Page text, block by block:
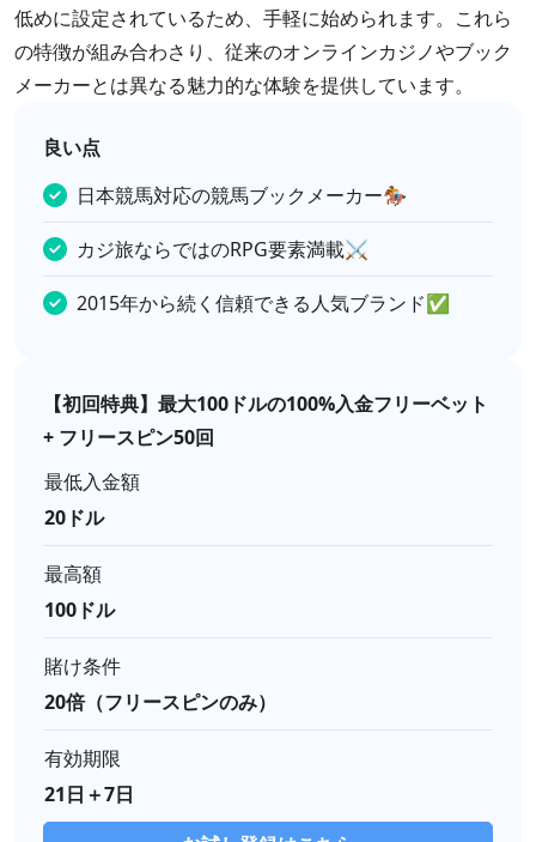
低めに設定されているため、手軽に始められます。これら
の特徴が組み合わさり、従来のオンラインカジノやブック
メーカーとは異なる魅力的な体験を提供しています。
良い点
日本競馬対応の競馬ブックメーカー🏇
カジ旅ならではのRPG要素満載⚔
2015年から続く信頼できる人気ブランド✅
【初回特典】最大100ドルの100%入金フリーベット
+ フリースピン50回
最低入金額
20ドル
最高額
100ドル
賭け条件
20倍（フリースピンのみ）
有効期限
21日＋7日